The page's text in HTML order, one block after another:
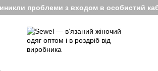
проблеми з входом в особистий